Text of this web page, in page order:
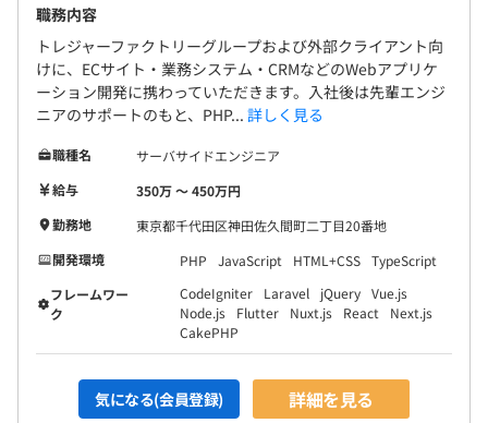
Vagrant、Docker
【データベース】MySQL、PostgreSQL、CloudFireStore
【OS】Mac、Windows、Linux
【プロジェクト管理】Backlog
【各種ツール】GitHub、Chatwork、Slack、
GoogleWorkSpace
初級グレード：半期ごとの目標設定、振り返りによる評価
上級グレード（PMなど）：年１回の目標設定、振り返り
による評価をおこないます。
◎エンジニアは、スペシャリストとしてのキャリアと、マ
ネジメントや企画よりのキャリアの2パターンが用意され
ています。
職務内容
トレジャーファクトリーグループおよび外部クライアント向
けに、ECサイト・業務システム・CRMなどのWebアプリケ
ーション開発に携わっていただきます。入社後は先輩エンジ
ニアのサポートのもと、PHP... 詳しく見る
職種名
サーバサイドエンジニア
給与
350万 〜 450万円
勤務地
東京都千代田区神田佐久間町二丁目20番地
開発環境
PHP JavaScript HTML+CSS TypeScript
フレームワー
ク
CodeIgniter Laravel jQuery Vue.js
Node.js
Flutter Nuxt.js React
Next.js
CakePHP
気になる(会員登録) 詳細を見る